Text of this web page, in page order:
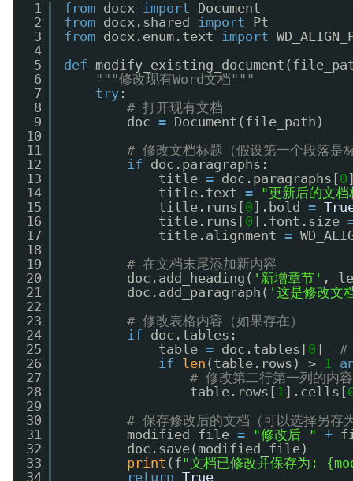
1
2
3
4
5
6
7
8
9
10
11
12
13
14
15
16
17
18
19
20
21
22
23
24
25
26
27
28
29
30
31
32
33
34
from docx import
Document
from docx.shared import
Pt
from docx.enum.text import
def
"""修改现有Word文档"""
try :
# 打开现有文档
doc =
Document(file_path)
# 修改文档标题（假设第一个段落是
if
doc.paragraphs:
title = doc.paragraphs[ 0
title.text =
"更新后的文
title.runs[ 0 ].bold =
title.runs[ 0 ].font.size
title.alignment =
# 在文档末尾添加新内容
doc.add_heading( '新增章节' ,
doc.add_paragraph( '这是修改文
# 修改表格内容（如果存在）
if
doc.tables:
table = doc.tables[ 0 ] #
if
len (table.rows) > 1
# 修改第二行第一列的内容
table.rows[ 1 ].cells[
# 保存修改后的文档（可以选择另存
modified_file = "修改后_" +
doc.save(modified_file)
print (f"文档已修改并保存为:
return True